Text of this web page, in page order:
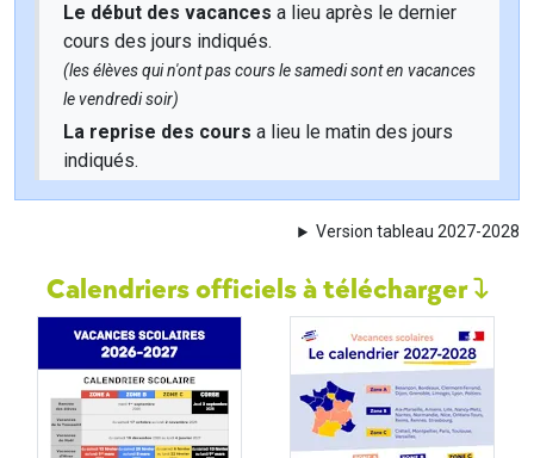
Le début des vacances a lieu après le dernier
cours des jours indiqués.
(les élèves qui n'ont pas cours le samedi sont en vacances
le vendredi soir)
La reprise des cours a lieu le matin des jours
indiqués.
Version tableau 2027-2028
Calendriers officiels à télécharger